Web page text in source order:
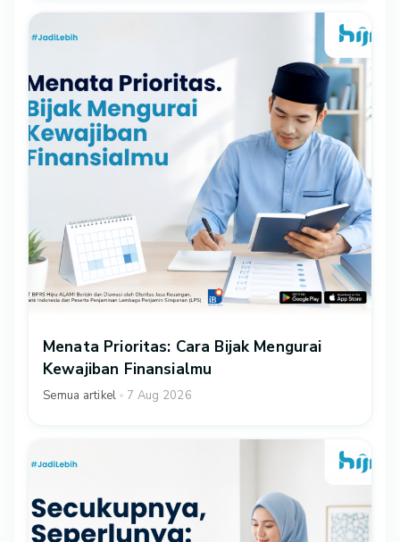
Menata Prioritas: Cara Bijak Mengurai
Kewajiban Finansialmu
Semua artikel 7 Aug 2026